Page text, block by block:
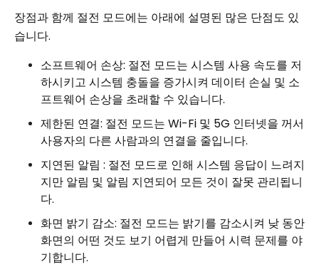
장점과 함께 절전 모드에는 아래에 설명된 많은 단점도 있
습니다.
소프트웨어 손상: 절전 모드는 시스템 사용 속도를 저
하시키고 시스템 충돌을 증가시켜 데이터 손실 및 소
프트웨어 손상을 초래할 수 있습니다.
제한된 연결: 절전 모드는 Wi-Fi 및 5G 인터넷을 꺼서
사용자의 다른 사람과의 연결을 줄입니다.
지연된 알림 : 절전 모드로 인해 시스템 응답이 느려지
지만 알림 및 알림 지연되어 모든 것이 잘못 관리됩니
다.
화면 밝기 감소: 절전 모드는 밝기를 감소시켜 낮 동안
화면의 어떤 것도 보기 어렵게 만들어 시력 문제를 야
기합니다.